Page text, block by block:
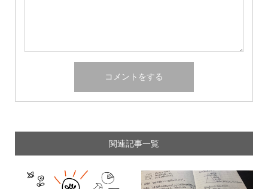
関連記事一覧